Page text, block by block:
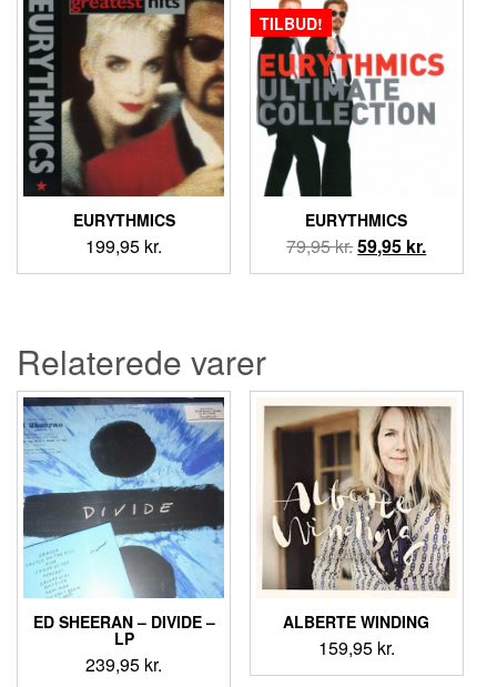
EURYTHMICS
199,95 kr.
TILBUD!
EURYTHMICS
79,95kr.Den
oprindelige
59,95 kr.Den
aktuelle
Relaterede varer
ED SHEERAN – DIVIDE –
LP
239,95 kr.
ALBERTE WINDING
159,95 kr.